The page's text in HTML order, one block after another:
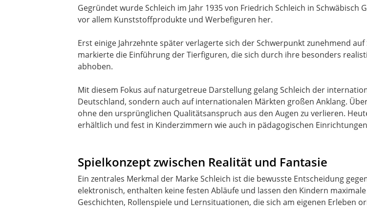
Gegründet wurde Schleich im Jahr 1935 von Friedrich Schleich in
vor allem Kunststoffprodukte und Werbefiguren her.
Erst einige Jahrzehnte später verlagerte sich der Schwerpunkt zunehmend
markierte die Einführung der Tierfiguren, die sich durch ihre besonders
abhoben.
Mit diesem Fokus auf naturgetreue Darstellung gelang Schleich der
Deutschland, sondern auch auf internationalen Märkten großen Anklang.
ohne den ursprünglichen Qualitätsanspruch aus den Augen zu verlieren.
erhältlich und fest in Kinderzimmern wie auch in pädagogischen
Spielkonzept zwischen Realität und Fantasie
Ein zentrales Merkmal der Marke Schleich ist die bewusste Entscheidung
elektronisch, enthalten keine festen Abläufe und lassen den Kindern
Geschichten, Rollenspiele und Lernsituationen, die sich am eigenen Erleben